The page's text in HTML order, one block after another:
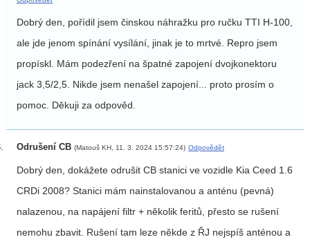
Dobrý den, pořídil jsem činskou náhražku pro ručku TTI H-100,
ale jde jenom spínání vysílání, jinak je to mrtvé. Repro jsem
propískl. Mám podezření na špatné zapojení dvojkonektoru
jack 3,5/2,5. Nikde jsem nenašel zapojení... proto prosím o
pomoc. Děkuji za odpověd.
Odrušení CB (Matouš KH, 11. 3. 2024 15:57:24) Odpovědět
Dobrý den, dokážete odrušit CB stanici ve vozidle Kia Ceed 1.6
CRDi 2008? Stanici mám nainstalovanou a anténu (pevná)
nalazenou, na napájení filtr + několik feritů, přesto se rušení
nemohu zbavit. Rušení tam leze někde z ŘJ nejspíš anténou a